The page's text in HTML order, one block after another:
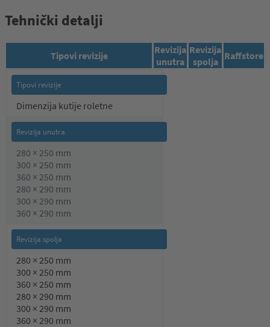
Tehnički detalji
Tipovi revizije
Revizija
unutra
Revizija
spolja Raffstore
Dimenzija kutije roletne
280 × 250 mm
300 × 250 mm
360 × 250 mm
280 × 290 mm
300 × 290 mm
360 × 290 mm
280 × 250 mm
300 × 250 mm
360 × 250 mm
280 × 290 mm
300 × 290 mm
360 × 290 mm